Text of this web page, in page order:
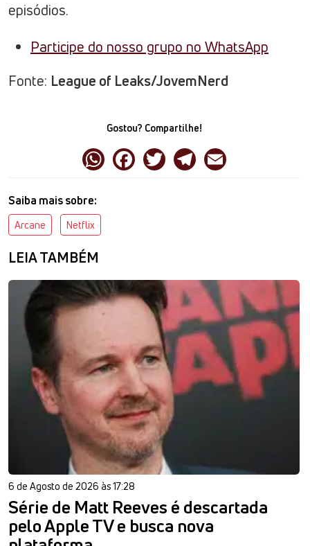
episódios.
Participe do nosso grupo no WhatsApp
Fonte: League of Leaks/JovemNerd
Gostou? Compartilhe!
Saiba mais sobre:
Arcane Netflix
LEIA TAMBÉM
6 de Agosto de 2026 às 17:28
Série de Matt Reeves é descartada
pelo Apple TV e busca nova